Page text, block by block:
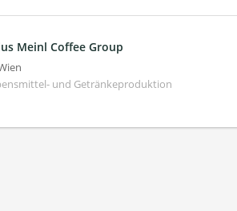
Meinl Coffee Group
und Getränkeproduktion